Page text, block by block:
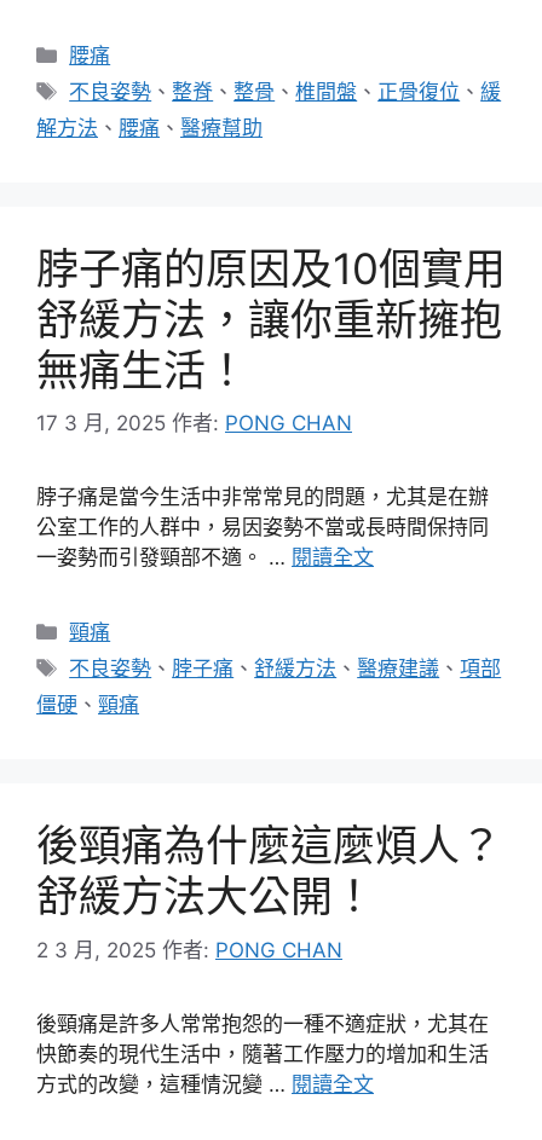
分
類
腰痛
標
籤
不良姿勢 、整脊 、整骨 、椎間盤 、 正骨復位 、緩
解方法 、 腰痛 、 醫療幫助
脖子痛的原因及10個實用
舒緩方法，讓你重新擁抱
無痛生活！
17 3 月, 2025 作者: PONG CHAN
脖子痛是當今生活中非常常見的問題，尤其是在辦
公室工作的人群中，易因姿勢不當或長時間保持同
一姿勢而引發頸部不適。 … 閱讀全文
分
類
頸痛
標
籤
不良姿勢 、 脖子痛 、舒緩方法 、醫療建議 、項部
僵硬 、 頸痛
後頸痛為什麼這麼煩人？
舒緩方法大公開！
2 3 月, 2025 作者: PONG CHAN
後頸痛是許多人常常抱怨的一種不適症狀，尤其在
快節奏的現代生活中，隨著工作壓力的增加和生活
方式的改變，這種情況變 … 閱讀全文